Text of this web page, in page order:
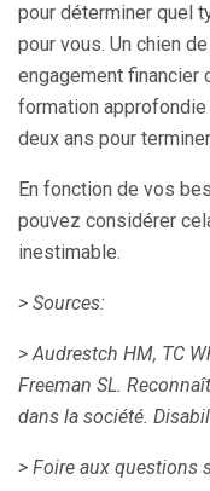
pour déterminer quel
pour vous. Un chien
engagement financier
formation
deux ans pour
En fonction de vos
pouvez considérer
inestimable.
> Sources:
> Audrestch HM, TC
Freeman SL.
dans la société.
> Foire aux questions